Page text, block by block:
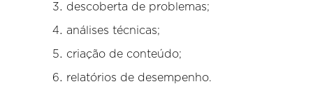
descoberta de problemas;
análises técnicas;
criação de conteúdo;
relatórios de desempenho.